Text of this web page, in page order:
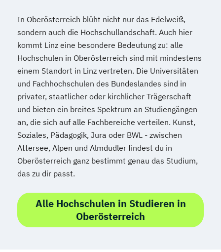
Online Marketing
Online Marketing (DE/EN)
Personalentwicklung
Personalmanagement
Personalmanagement (DE/EN)
Pflege
Pflegemanagement
Pflegepädagogik
Physiotherapie
Product Management (DE/EN)
Produktdesign
Projektmanagement (DE/EN)
Psychologie Public Health
Public Management
Verwaltungsfachangestellte
Public Relations und Kommunikation
Pädagogik
In Oberösterreich blüht nicht nur das Edelweiß,
sondern auch die Hochschullandschaft. Auch hier
kommt Linz eine besondere Bedeutung zu: alle
Hochschulen in Oberösterreich sind mit mindestens
einem Standort in Linz vertreten. Die Universitäten
und Fachhochschulen des Bundeslandes sind in
privater, staatlicher oder kirchlicher Trägerschaft
und bieten ein breites Spektrum an Studiengängen
an, die sich auf alle Fachbereiche verteilen. Kunst,
Soziales, Pädagogik, Jura oder BWL - zwischen
Attersee, Alpen und Almdudler findest du in
Oberösterreich ganz bestimmt genau das Studium,
das zu dir passt.
Alle Hochschulen in Studieren in
Oberösterreich